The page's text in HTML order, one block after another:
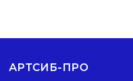
АРТСИБ-ПРО